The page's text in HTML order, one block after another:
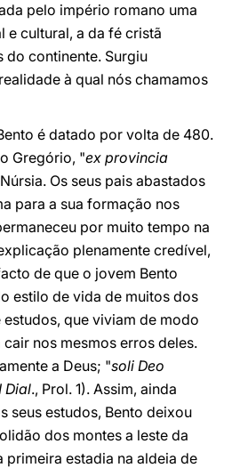
pelo império romano uma
e cultural, a da fé cristã
do continente. Surgiu
à qual nós chamamos
é datado por volta de 480.
Gregório, "ex provincia
Os seus pais abastados
para a sua formação nos
por muito tempo na
plenamente credível,
de que o jovem Bento
estilo de vida de muitos dos
que viviam de modo
nos mesmos erros deles.
a Deus; "soli Deo
Dial., Prol. 1). Assim, ainda
seus estudos, Bento deixou
dos montes a leste da
primeira estadia na aldeia de